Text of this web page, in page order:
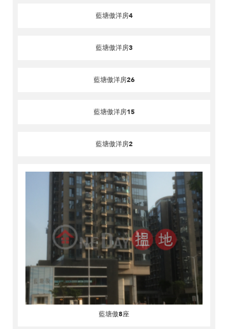
藍塘傲洋房4
藍塘傲洋房3
藍塘傲洋房26
藍塘傲洋房15
藍塘傲洋房2
藍塘傲8座